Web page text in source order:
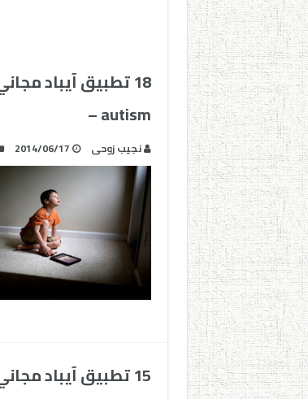
18 تطبيق آيباد
autism –
نجيب زوحى 2014/06/17
15 تطبيق آيباد مجاني لتعليم الجغرافيا بطريقة ممتعة